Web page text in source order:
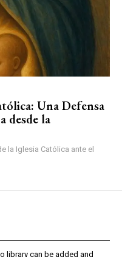
Una Defensa
desde la
la Iglesia Católica ante el
library can be added and